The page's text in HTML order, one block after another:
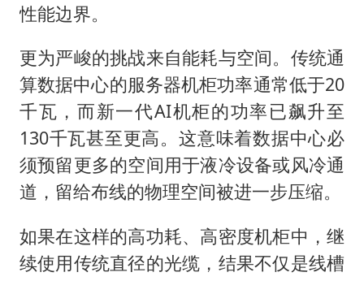
性能边界。
更为严峻的挑战来自能耗与空间。传统通
算数据中心的服务器机柜功率通常低于20
千瓦，而新一代AI机柜的功率已飙升至
130千瓦甚至更高。这意味着数据中心必
须预留更多的空间用于液冷设备或风冷通
道，留给布线的物理空间被进一步压缩。
如果在这样的高功耗、高密度机柜中，继
续使用传统直径的光缆，结果不仅是线槽